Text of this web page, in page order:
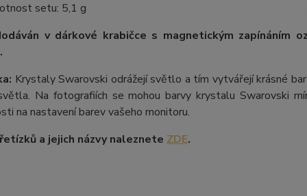
setu: 5,1 g
v dárkové krabičce s magnetickým zapínáním
Krystaly Swarovski odrážejí světlo a tím vytvářejí krásné
Na fotografiích se mohou barvy krystalu Swarovski
na nastavení barev vašeho monitoru.
a jejich názvy naleznete ZDE.